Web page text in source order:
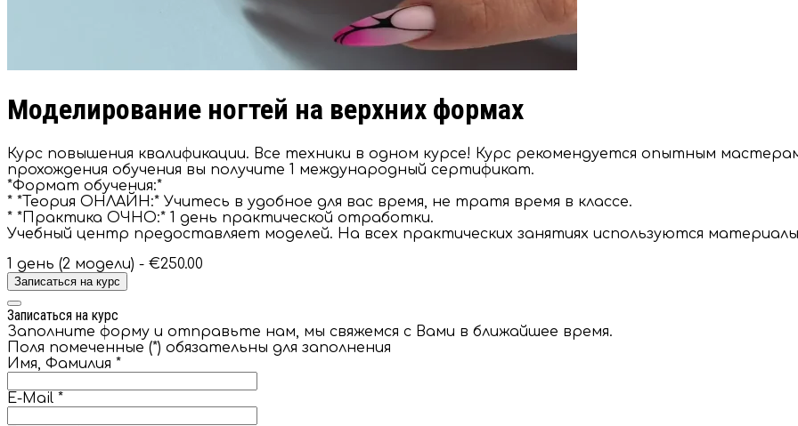
Моделирование ногтей на верхних формах
Курс повышения квалификации. Все техники в одном курсе! Курс рекомендуется опытным
прохождения обучения вы получите 1 международный сертификат.
*Формат обучения:*
* *Теория ОНЛАЙН:* Учитесь в удобное для вас время, не тратя время в классе.
* *Практика ОЧНО:* 1 день практической отработки.
Учебный центр предоставляет моделей. На всех практических занятиях используются
1 день (2 модели) - €250.00
Записаться на курс
Записаться на курс
Заполните форму и отправьте нам, мы свяжемся с Вами в ближайшее время.
Поля помеченные (*) обязательны для заполнения
Имя, Фамилия *
E-Mail *